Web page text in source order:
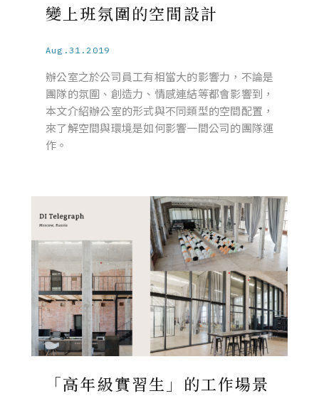
變上班氛圍的空間設計
Aug.31.2019
辦公室之於公司員工有相當大的影響力，不論是
團隊的氛圍、創造力、情感連結等都會影響到，
本文介紹辦公室的形式與不同類型的空間配置，
來了解空間與環境是如何影響一間公司的團隊運
作。
「高年級實習生」的工作場景